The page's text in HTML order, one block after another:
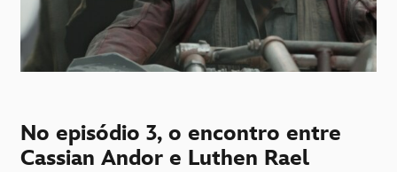
No episódio 3, o encontro entre
Cassian Andor e Luthen Rael